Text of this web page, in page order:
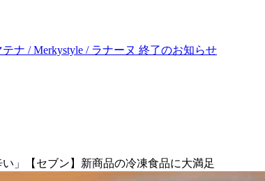
テナ / Merkystyle / ラナーヌ 終了のお知らせ
い」【セブン】新商品の冷凍食品に大満足